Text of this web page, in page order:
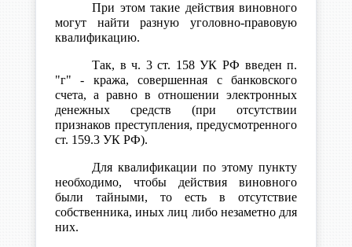
При этом такие действия виновного
могут найти разную уголовно-правовую
квалификацию.
Так, в ч. 3 ст. 158 УК РФ введен п.
"г" - кража, совершенная с банковского
счета, а равно в отношении электронных
денежных средств (при отсутствии
признаков преступления, предусмотренного
ст. 159.3 УК РФ).
Для квалификации по этому пункту
необходимо, чтобы действия виновного
были тайными, то есть в отсутствие
собственника, иных лиц либо незаметно для
них.